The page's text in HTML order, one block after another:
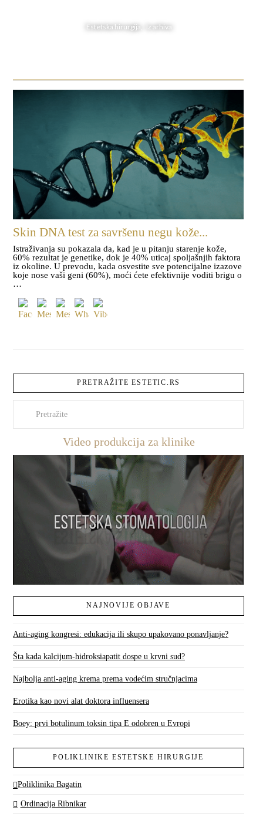
Estetska hirurgija, Iz arhiva
Skin DNA test za savršenu negu kože...
Istraživanja su pokazala da, kad je u pitanju starenje kože,
60% rezultat je genetike, dok je 40% uticaj spoljašnjih faktora
iz okoline. U prevodu, kada osvestite sve potencijalne izazove
koje nose vaši geni (60%), moći ćete efektivnije voditi brigu o
…
PRETRAŽITE ESTETIC.RS
Video produkcija za klinike
NAJNOVIJE OBJAVE
Anti-aging kongresi: edukacija ili skupo upakovano ponavljanje?
Šta kada kalcijum-hidroksiapatit dospe u krvni sud?
Najbolja anti-aging krema prema vodećim stručnjacima
Erotika kao novi alat doktora influensera
Boey: prvi botulinum toksin tipa E odobren u Evropi
POLIKLINIKE ESTETSKE HIRURGIJE
Poliklinika Bagatin
Ordinacija Ribnikar